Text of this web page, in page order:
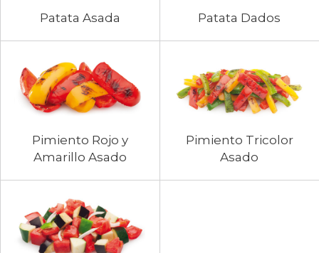
Patata Asada Patata Dados
Pimiento Rojo y
Amarillo Asado
Pimiento Tricolor
Asado